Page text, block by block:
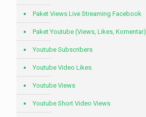
Paket Views Live Streaming Facebook
Paket Youtube (Views, Likes, Komentar)
Youtube Subscribers
Youtube Video Likes
Youtube Views
Youtube Short Video Views